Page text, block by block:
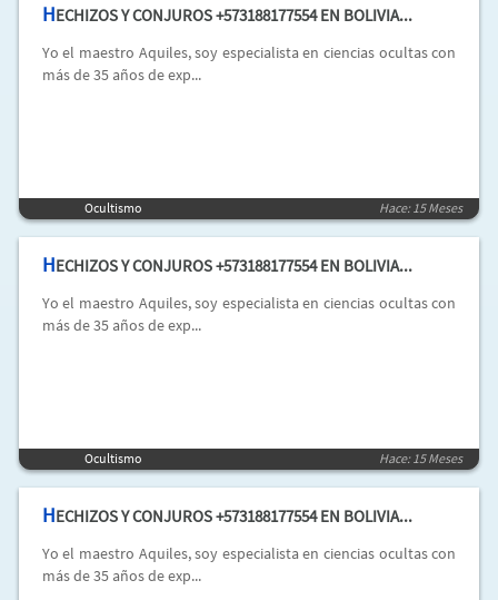
HECHIZOS Y CONJUROS +573188177554 EN BOLIVIA...
Yo el maestro Aquiles, soy especialista en ciencias ocultas con
más de 35 años de exp...
Ocultismo Hace: 15 Meses
HECHIZOS Y CONJUROS +573188177554 EN BOLIVIA...
Yo el maestro Aquiles, soy especialista en ciencias ocultas con
más de 35 años de exp...
Ocultismo Hace: 15 Meses
HECHIZOS Y CONJUROS +573188177554 EN BOLIVIA...
Yo el maestro Aquiles, soy especialista en ciencias ocultas con
más de 35 años de exp...